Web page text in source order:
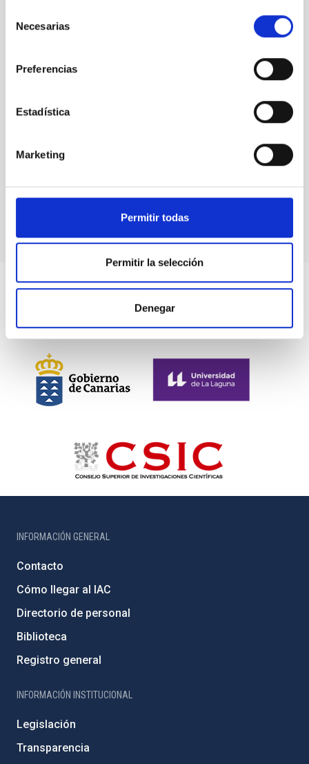
Necesarias
Preferencias
Estadística
Marketing
Permitir todas
Permitir la selección
Denegar
FINALIZADA
INFORMACIÓN GENERAL
Contacto
Cómo llegar al IAC
Directorio de personal
Biblioteca
Registro general
INFORMACIÓN INSTITUCIONAL
Legislación
Transparencia